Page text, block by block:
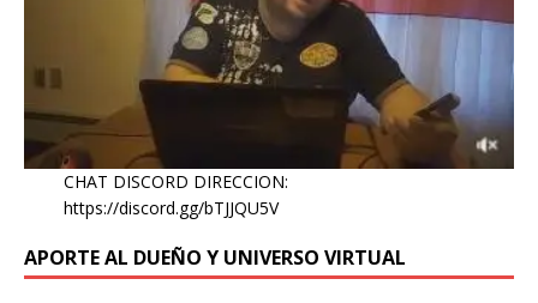
CHAT DISCORD DIRECCION:
https://discord.gg/bTJJQU5V
APORTE AL DUEÑO Y UNIVERSO VIRTUAL